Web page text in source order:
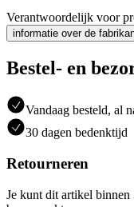
Verantwoordelijk voor
informatie over de
Bestel- en
Vandaag besteld, al
30 dagen bedenktijd
Retourneren
Je kunt dit artikel binnen